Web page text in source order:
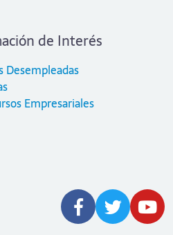
de Interés
Desempleadas
Empresariales